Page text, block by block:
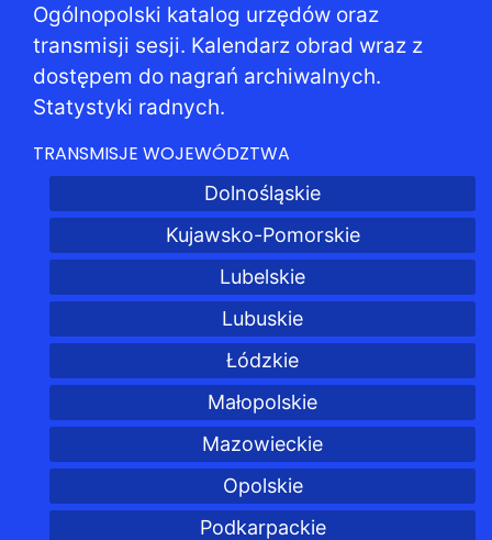
Ogólnopolski katalog urzędów oraz
transmisji sesji. Kalendarz obrad wraz z
dostępem do nagrań archiwalnych.
Statystyki radnych.
TRANSMISJE WOJEWÓDZTWA
Dolnośląskie
Kujawsko-Pomorskie
Lubelskie
Lubuskie
Łódzkie
Małopolskie
Mazowieckie
Opolskie
Podkarpackie